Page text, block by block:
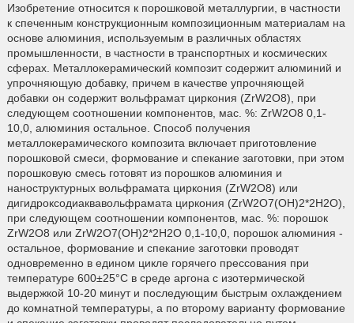
Изобретение относится к порошковой металлургии, в частности
к спеченным конструкционным композиционным материалам на
основе алюминия, используемым в различных областях
промышленности, в частности в транспортных и космических
сферах. Металлокерамический композит содержит алюминий и
упрочняющую добавку, причем в качестве упрочняющей
добавки он содержит вольфрамат циркония (ZrW2O8), при
следующем соотношении компонентов, мас. %: ZrW2O8 0,1-
10,0, алюминия остальное. Способ получения
металлокерамического композита включает приготовление
порошковой смеси, формование и спекание заготовки, при этом
порошковую смесь готовят из порошков алюминия и
наноструктурных вольфрамата циркония (ZrW2O8) или
дигидроксодиаквавольфрамата циркония (ZrW2O7(OH)2*2H2O),
при следующем соотношении компонентов, мас. %: порошок
ZrW2O8 или ZrW2O7(OH)2*2H2O 0,1-10,0, порошок алюминия -
остальное, формование и спекание заготовки проводят
одновременно в едином цикле горячего прессования при
температуре 600±25°С в среде аргона с изотермической
выдержкой 10-20 минут и последующим быстрым охлаждением
до комнатной температуры, а по второму варианту формование